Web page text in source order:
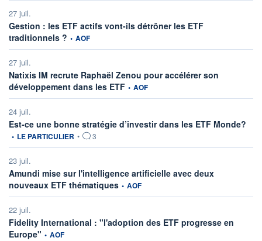
27 juil.
Gestion : les ETF actifs vont-ils détrôner les ETF
traditionnels ? information fournie par
• AOF
27 juil.
Natixis IM recrute Raphaël Zenou pour accélérer son
développement dans les ETFinformation fournie par
• AOF
24 juil.
Est-ce une bonne stratégie d’investir dans les ETF Monde?
• LE PARTICULIER • 3
23 juil.
Amundi mise sur l'intelligence artificielle avec deux
nouveaux ETF thématiques information fournie par
• AOF
22 juil.
Fidelity International : "l'adoption des ETF progresse en
Europe" information fournie par
• AOF